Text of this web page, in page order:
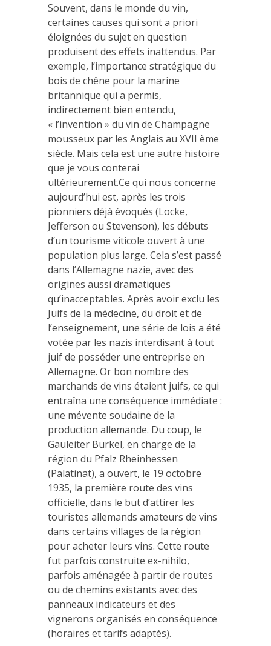
Souvent, dans le monde du vin,
certaines causes qui sont a priori
éloignées du sujet en question
produisent des effets inattendus. Par
exemple, l’importance stratégique du
bois de chêne pour la marine
britannique qui a permis,
indirectement bien entendu,
« l’invention » du vin de Champagne
mousseux par les Anglais au XVII ème
siècle. Mais cela est une autre histoire
que je vous conterai
ultérieurement.Ce qui nous concerne
aujourd’hui est, après les trois
pionniers déjà évoqués (Locke,
Jefferson ou Stevenson), les débuts
d’un tourisme viticole ouvert à une
population plus large. Cela s’est passé
dans l’Allemagne nazie, avec des
origines aussi dramatiques
qu’inacceptables. Après avoir exclu les
Juifs de la médecine, du droit et de
l’enseignement, une série de lois a été
votée par les nazis interdisant à tout
juif de posséder une entreprise en
Allemagne. Or bon nombre des
marchands de vins étaient juifs, ce qui
entraîna une conséquence immédiate :
une mévente soudaine de la
production allemande. Du coup, le
Gauleiter Burkel, en charge de la
région du Pfalz Rheinhessen
(Palatinat), a ouvert, le 19 octobre
1935, la première route des vins
officielle, dans le but d’attirer les
touristes allemands amateurs de vins
dans certains villages de la région
pour acheter leurs vins. Cette route
fut parfois construite ex-nihilo,
parfois aménagée à partir de routes
ou de chemins existants avec des
panneaux indicateurs et des
vignerons organisés en conséquence
(horaires et tarifs adaptés).